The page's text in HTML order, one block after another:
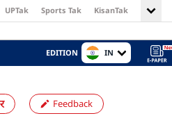
UPTak Sports Tak KisanTak
EDITION IN
Feedback